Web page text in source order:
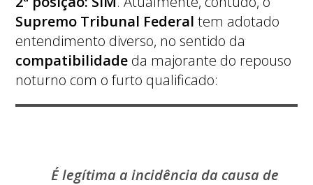
Supremo Tribunal Federal tem adotado
entendimento diverso, no sentido da
compatibilidade da majorante do repouso
noturno com o furto qualificado:
É legítima a incidência da causa de